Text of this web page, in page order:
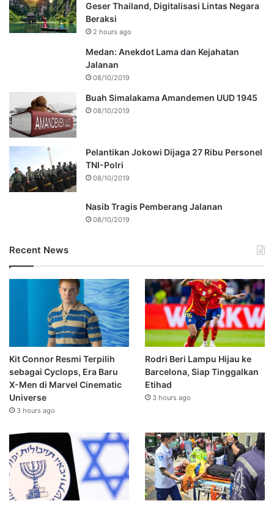
Geser Thailand, Digitalisasi Lintas Negara
Beraksi
2 hours ago
Medan: Anekdot Lama dan Kejahatan
Jalanan
08/10/2019
Buah Simalakama Amandemen UUD 1945
08/10/2019
Pelantikan Jokowi Dijaga 27 Ribu Personel
TNI-Polri
08/10/2019
Nasib Tragis Pemberang Jalanan
08/10/2019
Recent News
Kit Connor Resmi Terpilih
sebagai Cyclops, Era Baru
X-Men di Marvel Cinematic
Universe
3 hours ago
Rodri Beri Lampu Hijau ke
Barcelona, Siap Tinggalkan
Etihad
3 hours ago